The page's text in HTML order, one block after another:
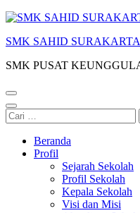
SMK SAHID SURAKARTA
SMK PUSAT
Cari
untuk:
Beranda
Profil
Sejarah Sekolah
Profil Sekolah
Kepala Sekolah
Visi dan Misi